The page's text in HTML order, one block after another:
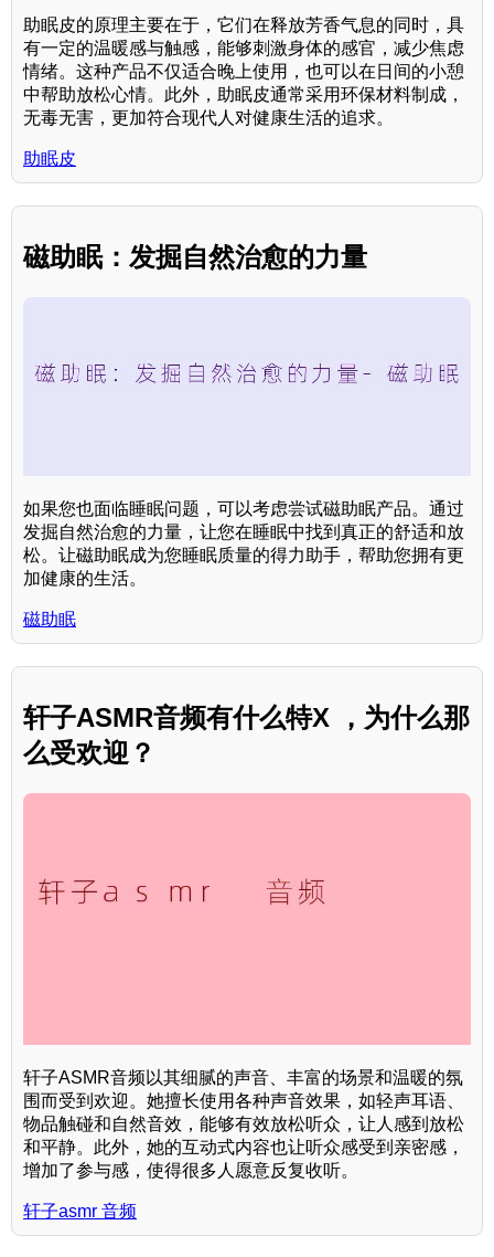
助眠皮的原理主要在于，它们在释放芳香气息的同时，具
有一定的温暖感与触感，能够刺激身体的感官，减少焦虑
情绪。这种产品不仅适合晚上使用，也可以在日间的小憩
中帮助放松心情。此外，助眠皮通常采用环保材料制成，
无毒无害，更加符合现代人对健康生活的追求。
助眠皮
磁助眠：发掘自然治愈的力量
如果您也面临睡眠问题，可以考虑尝试磁助眠产品。通过
发掘自然治愈的力量，让您在睡眠中找到真正的舒适和放
松。让磁助眠成为您睡眠质量的得力助手，帮助您拥有更
加健康的生活。
磁助眠
轩子ASMR音频有什么特X ，为什么那
么受欢迎？
轩子ASMR音频以其细腻的声音、丰富的场景和温暖的氛
围而受到欢迎。她擅长使用各种声音效果，如轻声耳语、
物品触碰和自然音效，能够有效放松听众，让人感到放松
和平静。此外，她的互动式内容也让听众感受到亲密感，
增加了参与感，使得很多人愿意反复收听。
轩子asmr 音频